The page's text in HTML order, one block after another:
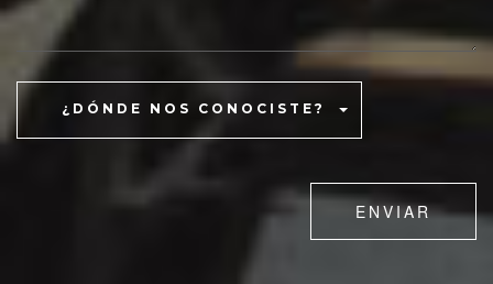
¿DÓNDE NOS CONOCISTE?
ENVIAR